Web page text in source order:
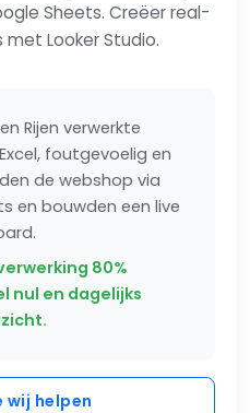
Sheets. Creëer real-
Looker Studio.
Rijen verwerkte
foutgevoelig en
de webshop via
en bouwden een live
80%
nul en dagelijks
wij helpen